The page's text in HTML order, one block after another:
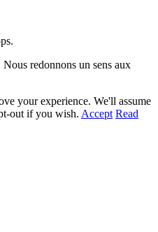
redonnons un sens aux
your experience. We'll assume
out if you wish. Accept Read